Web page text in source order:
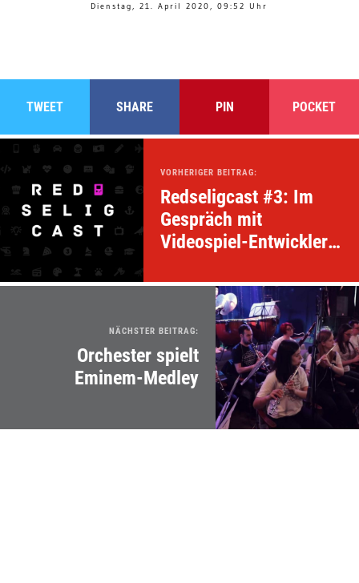
Dienstag, 21. April 2020, 09:52 Uhr
TWEET SHARE PIN POCKET
VORHERIGER BEITRAG:
Redseligcast #3: Im
Gespräch mit
Videospiel-Entwicklern
NÄCHSTER BEITRAG:
Orchester spielt
Eminem-Medley